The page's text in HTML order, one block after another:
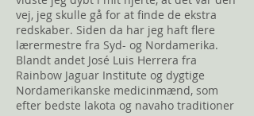
vej, jeg skulle gå for at finde de ekstra
redskaber. Siden da har jeg haft flere
lærermestre fra Syd- og Nordamerika.
Blandt andet José Luis Herrera fra
Rainbow Jaguar Institute og dygtige
Nordamerikanske medicinmænd, som
efter bedste lakota og navaho traditioner